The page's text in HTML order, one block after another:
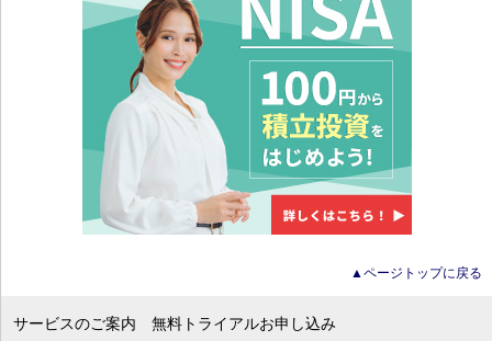
▲ページトップに戻る
サービスのご案内 無料トライアルお申し込み